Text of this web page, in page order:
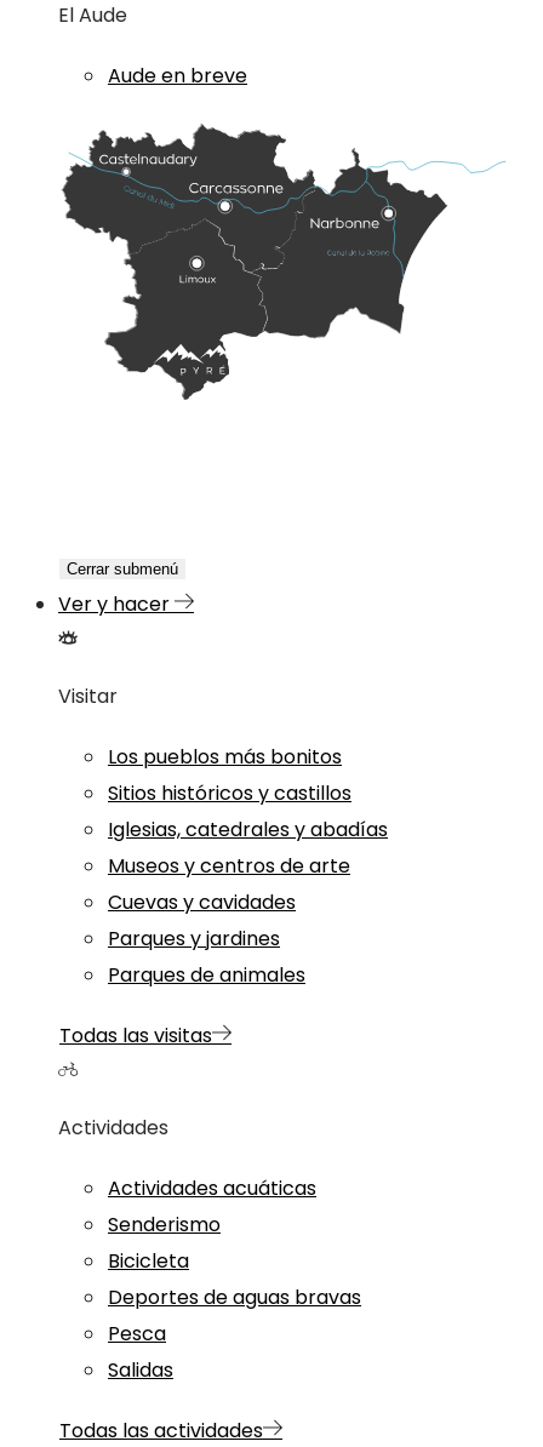
El Aude
Aude en breve
Cerrar submenú
Ver y hacer
Visitar
Los pueblos más bonitos
Sitios históricos y castillos
Iglesias, catedrales y abadías
Museos y centros de arte
Cuevas y cavidades
Parques y jardines
Parques de animales
Todas las visitas
Actividades
Actividades acuáticas
Senderismo
Bicicleta
Deportes de aguas bravas
Pesca
Salidas
Todas las actividades